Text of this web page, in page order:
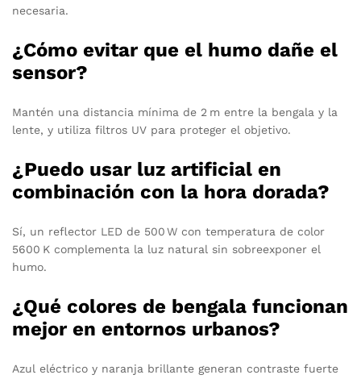
necesaria.
¿Cómo evitar que el humo dañe el
sensor?
Mantén una distancia mínima de 2 m entre la bengala y la
lente, y utiliza filtros UV para proteger el objetivo.
¿Puedo usar luz artificial en
combinación con la hora dorada?
Sí, un reflector LED de 500 W con temperatura de color
5600 K complementa la luz natural sin sobreexponer el
humo.
¿Qué colores de bengala funcionan
mejor en entornos urbanos?
Azul eléctrico y naranja brillante generan contraste fuerte